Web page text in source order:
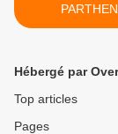
Hébergé par
Top articles
Pages